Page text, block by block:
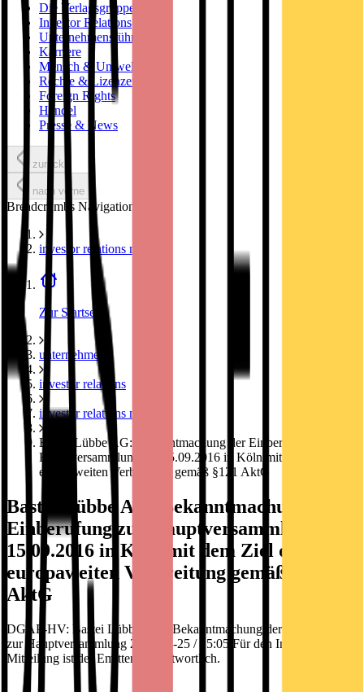
Die Verlagsgruppe
Investor Relations
Unternehmensführung
Karriere
Mensch & Umwelt
Rechte & Lizenzen
Foreign Rights
Handel
Presse & News
zurück
nach vorne
Breadcrumbs Navigation
investor relations news
Zur Startseite
unternehmen
investor relations
investor relations news
Bastei Lübbe AG: Bekanntmachung der Einberufung zur
Hauptversammlung am 15.09.2016 in Köln mit dem Ziel der
europaweiten Verbreitung gemäß §121 AktG
Bastei Lübbe AG: Bekanntmachung der
Einberufung zur Hauptversammlung am
15.09.2016 in Köln mit dem Ziel der
europaweiten Verbreitung gemäß §121
AktG
DGAP-HV: Bastei Lübbe AG / Bekanntmachung der Einberufung
zur Hauptversammlung 2016-08-25 / 15:05 Für den Inhalt der
Mitteilung ist der Emittent verantwortlich.